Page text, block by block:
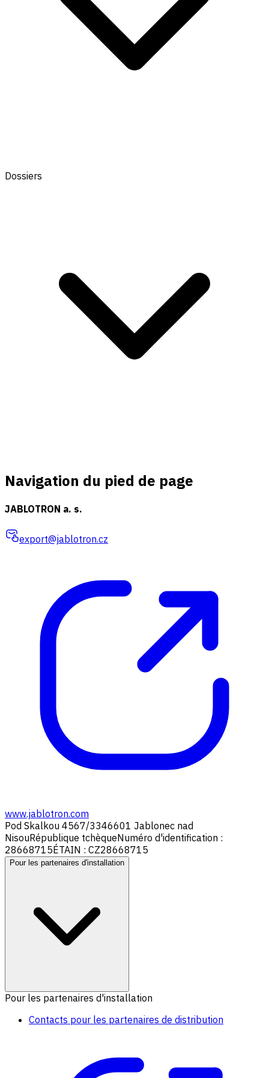
Dossiers
Navigation du pied de page
JABLOTRON a. s.
export@jablotron.cz
www.jablotron.com
Pod Skalkou 4567/3346601 Jablonec nad
NisouRépublique tchèqueNuméro d'identification :
28668715ÉTAIN : CZ28668715
Pour les partenaires d'installation
Pour les partenaires d'installation
Contacts pour les partenaires de distribution